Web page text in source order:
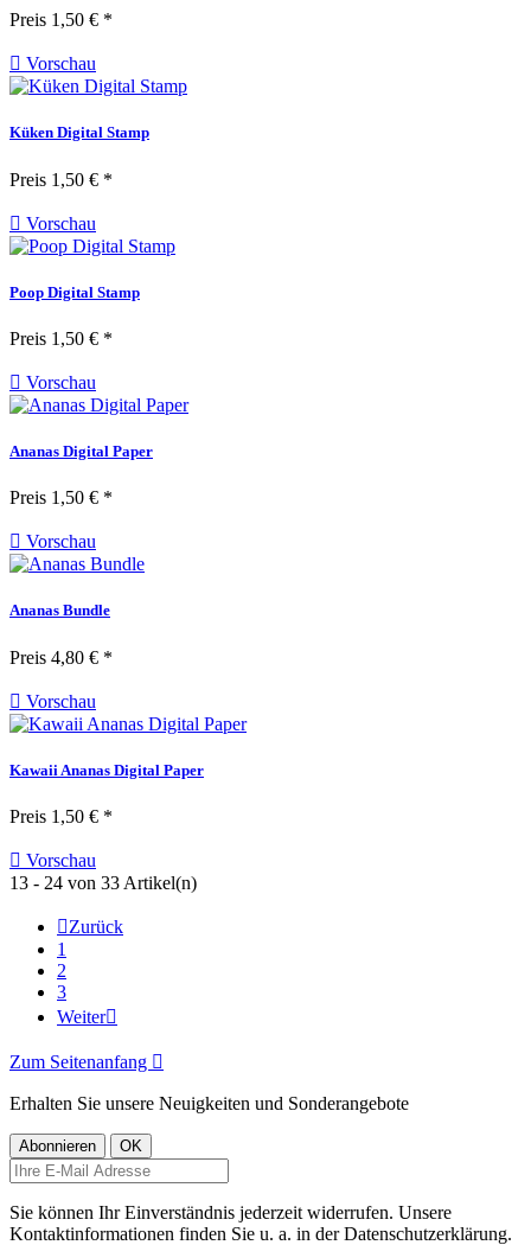
Preis 1,50 € *
 Vorschau
Küken Digital Stamp
Preis 1,50 € *
 Vorschau
Poop Digital Stamp
Preis 1,50 € *
 Vorschau
Ananas Digital Paper
Preis 1,50 € *
 Vorschau
Ananas Bundle
Preis 4,80 € *
 Vorschau
Kawaii Ananas Digital Paper
Preis 1,50 € *
 Vorschau
13 - 24 von 33 Artikel(n)
Zurück
1
2
3
Weiter
Zum Seitenanfang 
Erhalten Sie unsere Neuigkeiten und Sonderangebote
Sie können Ihr Einverständnis jederzeit widerrufen. Unsere
Kontaktinformationen finden Sie u. a. in der Datenschutzerklärung.